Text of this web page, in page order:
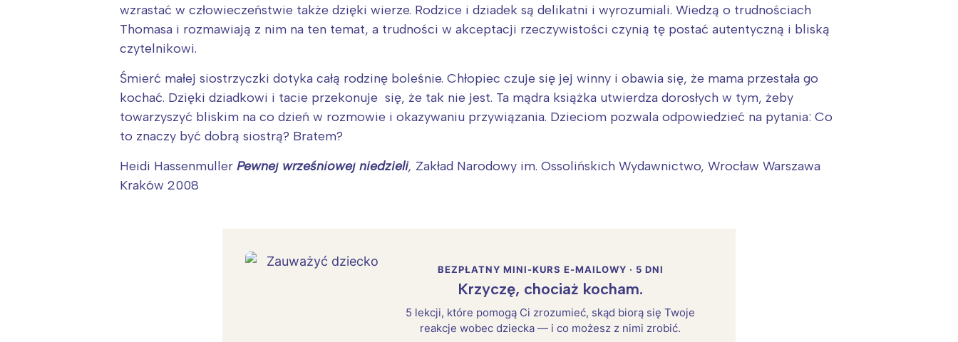
wzrastać w człowieczeństwie także dzięki wierze. Rodzice i dziadek są delikatni i wyrozumiali. Wiedzą o trudnościach
Thomasa i rozmawiają z nim na ten temat, a trudności w akceptacji rzeczywistości czynią tę postać autentyczną i bliską
czytelnikowi.
Śmierć małej siostrzyczki dotyka całą rodzinę boleśnie. Chłopiec czuje się jej winny i obawia się, że mama przestała go
kochać. Dzięki dziadkowi i tacie przekonuje się, że tak nie jest. Ta mądra książka utwierdza dorosłych w tym, żeby
towarzyszyć bliskim na co dzień w rozmowie i okazywaniu przywiązania. Dzieciom pozwala odpowiedzieć na pytania: Co
to znaczy być dobrą siostrą? Bratem?
Heidi Hassenmuller Pewnej wrześniowej niedzieli, Zakład Narodowy im. Ossolińskich Wydawnictwo, Wrocław Warszawa
Kraków 2008
BEZPŁATNY MINI-KURS E-MAILOWY · 5 DNI
Krzyczę, chociaż kocham.
5 lekcji, które pomogą Ci zrozumieć, skąd biorą się Twoje
reakcje wobec dziecka — i co możesz z nimi zrobić.